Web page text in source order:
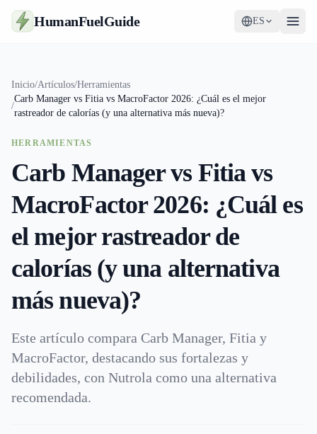
HumanFuelGuide ES
Herramientas
Estrategia
Inicio/Artículos/Herramientas
/
Carb Manager vs Fitia vs MacroFactor 2026: ¿Cuál es el mejor
rastreador de calorías (y una alternativa más nueva)?
HERRAMIENTAS
Carb Manager vs Fitia vs
MacroFactor 2026: ¿Cuál es
el mejor rastreador de
calorías (y una alternativa
más nueva)?
Este artículo compara Carb Manager, Fitia y
MacroFactor, destacando sus fortalezas y
debilidades, con Nutrola como una alternativa
recomendada.